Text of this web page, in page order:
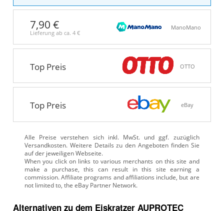
7,90 €
Lieferung ab ca. 4 €
ManoMano
Top Preis OTTO
Top Preis eBay
Alle Preise verstehen sich inkl. MwSt. und ggf. zuzüglich
Versandkosten. Weitere Details zu den Angeboten finden Sie
auf der jeweiligen Webseite.
Alternativen zu dem Eiskratzer AUPROTEC